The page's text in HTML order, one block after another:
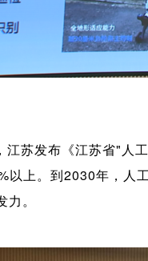
江苏发布《江苏省"人
以上。到2030年，人
。